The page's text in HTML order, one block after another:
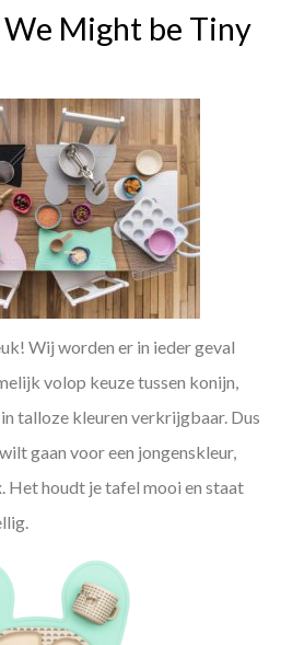
We Might be Tiny
Wij worden er in ieder geval
volop keuze tussen konijn,
talloze kleuren verkrijgbaar. Dus
gaan voor een jongenskleur,
Het houdt je tafel mooi en staat